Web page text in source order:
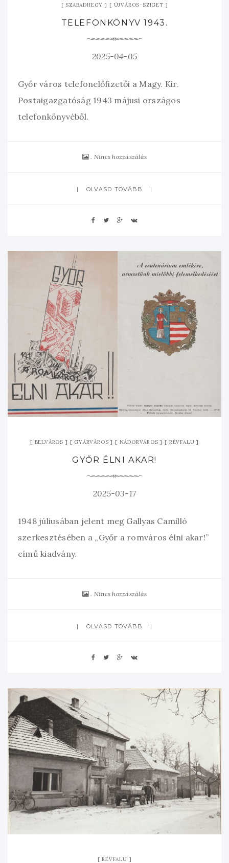
SZABADHEGY ÚJVÁROS-SZIGET
TELEFONKÖNYV 1943.
2025-04-05
Győr város telefonelőfizetői a Magy. Kir.
Postaigazgatóság 1943 májusi országos
telefonkönyvéből.
Nincs hozzászálás
OLVASD TOVÁBB
BELVÁROS GYÁRVÁROS NÁDORVÁROS RÉVFALU
GYŐR ÉLNI AKAR!
2025-03-17
1948 júliusában jelent meg Gallyas Camilló
szerkesztésében a „Győr a romváros élni akar!”
című kiadvány.
Nincs hozzászálás
OLVASD TOVÁBB
RÉVFALU